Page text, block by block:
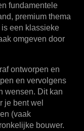
fundamentele
premium thema
een klassieke
omgeven door
ontworpen en
en vervolgens
wensen. Dit kan
je bent wel
(vaak
bouwer.